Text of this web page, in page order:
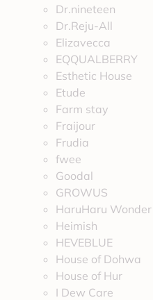
Dr.nineteen
Dr.Reju-All
Elizavecca
EQQUALBERRY
Esthetic House
Etude
Farm stay
Fraijour
Frudia
fwee
Goodal
GROWUS
HaruHaru Wonder
Heimish
HEVEBLUE
House of Dohwa
House of Hur
I Dew Care